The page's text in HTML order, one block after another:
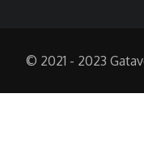
© 2021 - 2023